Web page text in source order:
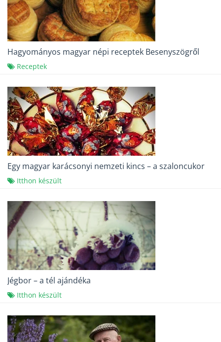
Hagyományos magyar népi receptek Besenyszögről
Receptek
Egy magyar karácsonyi nemzeti kincs – a szaloncukor
Itthon készült
Jégbor – a tél ajándéka
Itthon készült